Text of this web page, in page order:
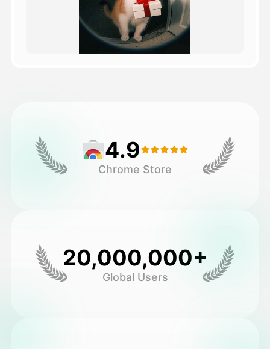
4.9
Chrome Store
20,000,000+
Global Users